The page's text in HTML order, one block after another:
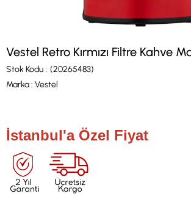
Vestel Retro Kırmızı Filtre Kahve
Stok Kodu
(20265483)
Marka: Vestel
İstanbul'a Özel Fiyat